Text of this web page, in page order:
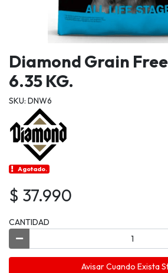
Diamond Grain
6.35 KG.
SKU: DNW6
Agotado.
$ 37.990
CANTIDAD
Avisar Cuando Exista